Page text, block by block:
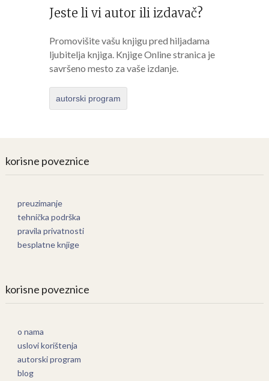
Jeste li vi autor ili izdavač?
Promovišite vašu knjigu pred hiljadama
ljubitelja knjiga. Knjige Online stranica je
savršeno mesto za vaše izdanje.
autorski program
korisne poveznice
preuzimanje
tehnička podrška
pravila privatnosti
besplatne knjige
korisne poveznice
o nama
uslovi korištenja
autorski program
blog